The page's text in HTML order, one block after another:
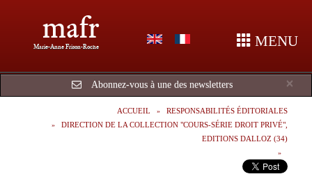
mafr
Marie-Anne Frison-Roche MENU
×
Abonnez-vous à une des newsletters
ACCUEIL
RESPONSABILITÉS ÉDITORIALES
DIRECTION DE LA COLLECTION "COURS-SÉRIE DROIT PRIVÉ",
EDITIONS DALLOZ (34)